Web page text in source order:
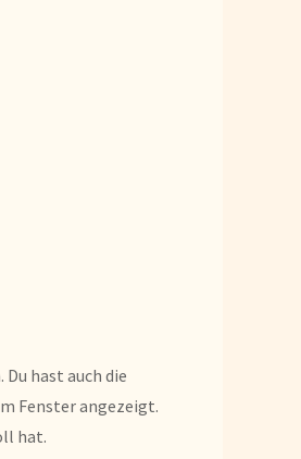
hast auch die
Fenster angezeigt.
hat.